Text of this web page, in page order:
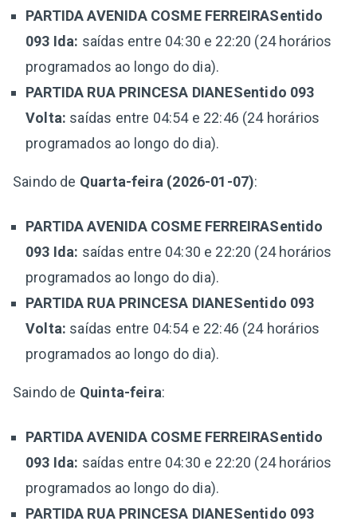
PARTIDA AVENIDA COSME FERREIRASentido
093 Ida: saídas entre 04:30 e 22:20 (24 horários
programados ao longo do dia).
PARTIDA RUA PRINCESA DIANESentido 093
Volta: saídas entre 04:54 e 22:46 (24 horários
programados ao longo do dia).
Saindo de Quarta-feira (2026-01-07):
PARTIDA AVENIDA COSME FERREIRASentido
093 Ida: saídas entre 04:30 e 22:20 (24 horários
programados ao longo do dia).
PARTIDA RUA PRINCESA DIANESentido 093
Volta: saídas entre 04:54 e 22:46 (24 horários
programados ao longo do dia).
Saindo de Quinta-feira:
PARTIDA AVENIDA COSME FERREIRASentido
093 Ida: saídas entre 04:30 e 22:20 (24 horários
programados ao longo do dia).
PARTIDA RUA PRINCESA DIANESentido 093